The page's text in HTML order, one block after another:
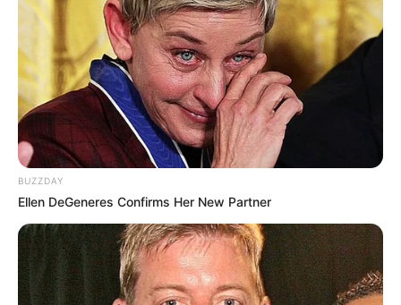
BUZZDAY
Ellen DeGeneres Confirms Her New Partner